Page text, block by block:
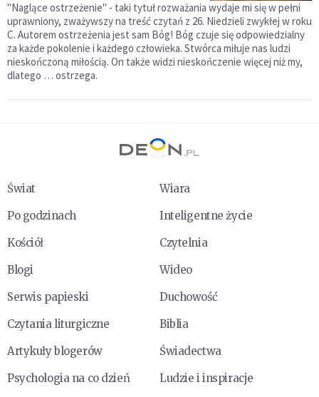
"Naglące ostrzeżenie" - taki tytuł rozważania wydaje mi się w pełni
uprawniony, zważywszy na treść czytań z 26. Niedzieli zwykłej w roku
C. Autorem ostrzeżenia jest sam Bóg! Bóg czuje się odpowiedzialny
za każde pokolenie i każdego człowieka. Stwórca miłuje nas ludzi
nieskończoną miłością. On także widzi nieskończenie więcej niż my,
dlatego … ostrzega.
Świat
Wiara
Po godzinach
Inteligentne życie
Kościół
Czytelnia
Blogi
Wideo
Serwis papieski
Duchowość
Czytania liturgiczne
Biblia
Artykuły blogerów
Świadectwa
Psychologia na co dzień
Ludzie i inspiracje